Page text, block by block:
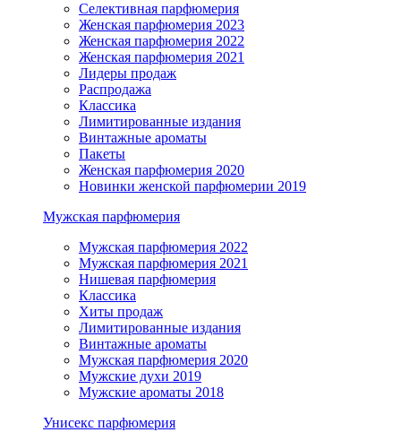
Селективная парфюмерия
Женская парфюмерия 2023
Женская парфюмерия 2022
Женская парфюмерия 2021
Лидеры продаж
Распродажа
Классика
Лимитированные издания
Винтажные ароматы
Пакеты
Женская парфюмерия 2020
Новинки женской парфюмерии 2019
Мужская парфюмерия
Мужская парфюмерия 2022
Мужская парфюмерия 2021
Нишевая парфюмерия
Классика
Хиты продаж
Лимитированные издания
Винтажные ароматы
Мужская парфюмерия 2020
Мужские духи 2019
Мужские ароматы 2018
Унисекс парфюмерия